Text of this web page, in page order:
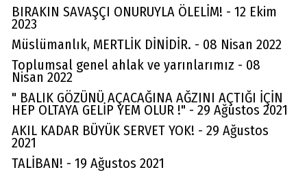
BIRAKIN SAVAŞÇI ONURUYLA ÖLELİM! - 12 Ekim
2023
Müslümanlık, MERTLİK DİNİDİR. - 08 Nisan 2022
Toplumsal genel ahlak ve yarınlarımız - 08
Nisan 2022
" BALIK GÖZÜNÜ AÇACAĞINA AĞZINI AÇTIĞI İÇİN
HEP OLTAYA GELİP YEM OLUR !" - 29 Ağustos 2021
AKIL KADAR BÜYÜK SERVET YOK! - 29 Ağustos
2021
TALİBAN! - 19 Ağustos 2021